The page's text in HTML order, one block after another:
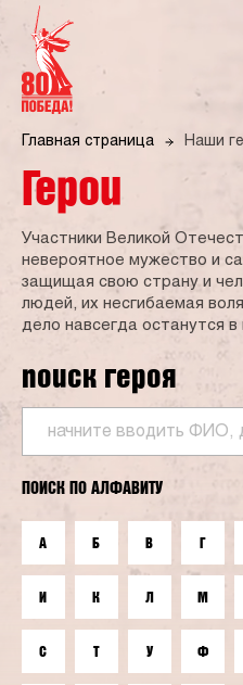
Главная страница Наши
Герои
Участники Великой
невероятное мужество и
защищая свою страну и
людей, их несгибаемая
дело навсегда останутся
поиск героя
ПОИСК ПО АЛФАВИТУ
А Б В Г
И К Л М
С Т У Ф